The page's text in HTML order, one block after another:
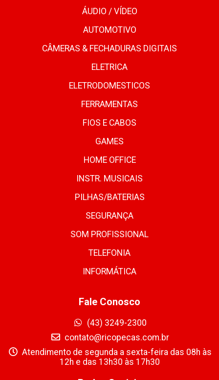
ÁUDIO / VÍDEO
AUTOMOTIVO
CÂMERAS & FECHADURAS DIGITAIS
ELETRICA
ELETRODOMESTICOS
FERRAMENTAS
FIOS E CABOS
GAMES
HOME OFFICE
INSTR. MUSICAIS
PILHAS/BATERIAS
SEGURANÇA
SOM PROFISSIONAL
TELEFONIA
INFORMÁTICA
Fale Conosco
(43) 3249-2300
contato@ricopecas.com.br
Atendimento de segunda a sexta-feira das 08h às
12h e das 13h30 às 17h30